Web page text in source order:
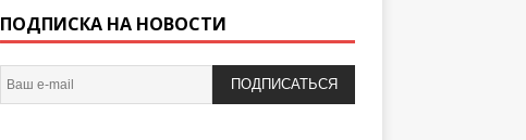
ПОДПИСКА НА НОВОСТИ
ПОДПИСАТЬСЯ